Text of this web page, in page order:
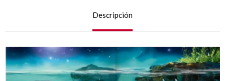
Descripción